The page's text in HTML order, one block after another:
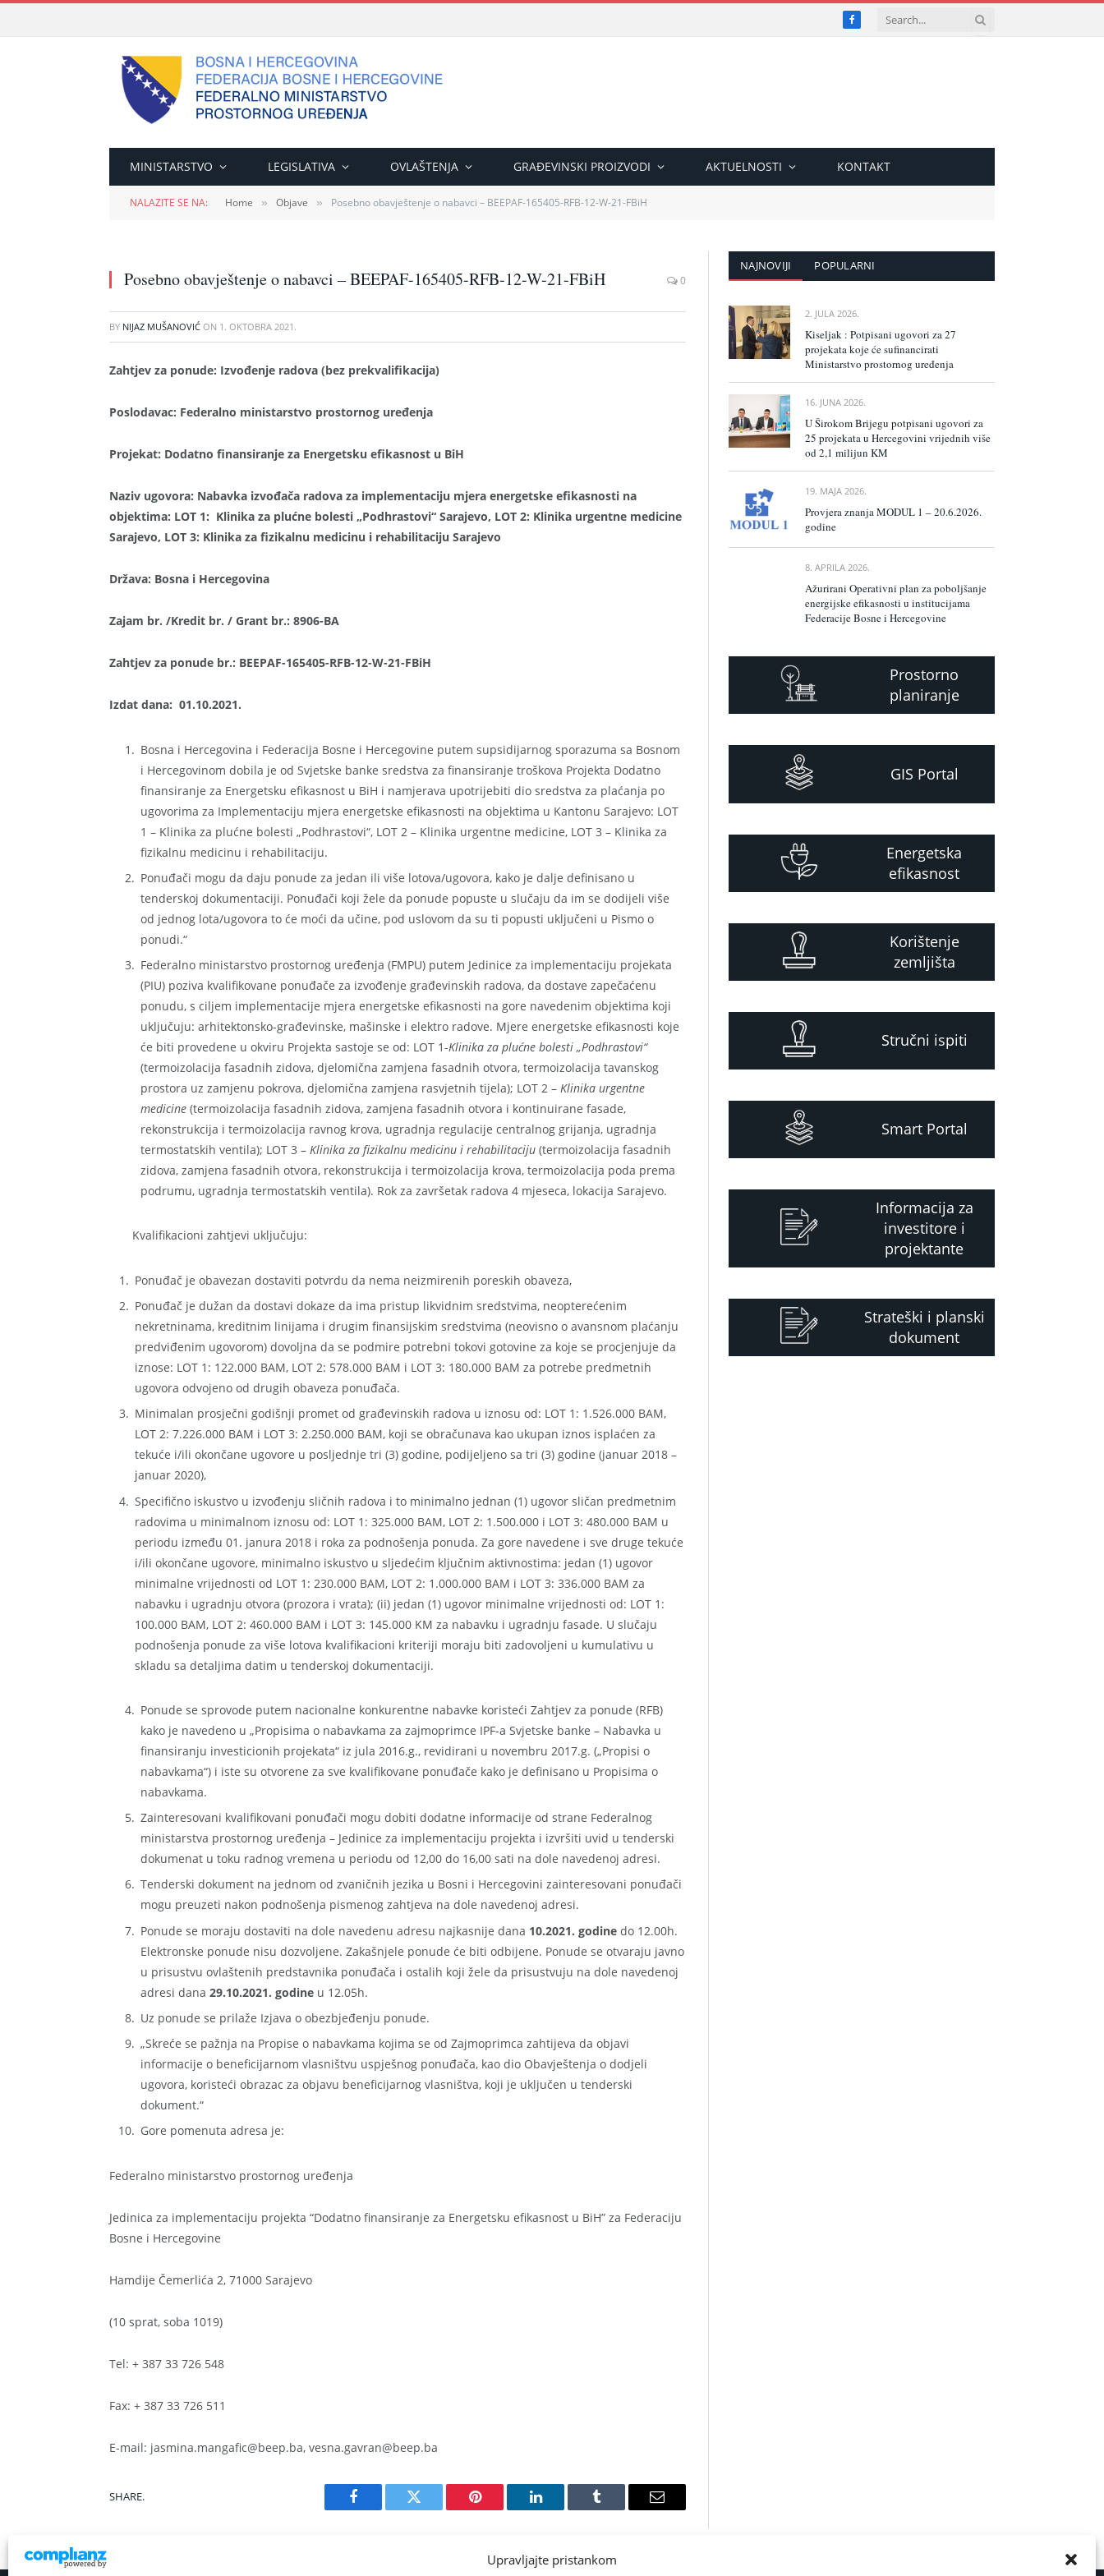
Upravljajte pristankom
Facebook
MINISTARSTVO LEGISLATIVA OVLAŠTENJA GRAĐEVINSKI PROIZVODI AKTUELNOSTI KONTAKT
NALAZITE SE NA: Home » Objave » Posebno obavještenje o nabavci – BEEPAF-165405-RFB-12-W-21-FBiH
Posebno obavještenje o nabavci – BEEPAF-165405-RFB-12-W-21-FBiH 0
BY NIJAZ MUŠANOVIĆ ON 1. OKTOBRA 2021.
Zahtjev za ponude: Izvođenje radova (bez prekvalifikacija)
Poslodavac: Federalno ministarstvo prostornog uređenja
Projekat: Dodatno finansiranje za Energetsku efikasnost u BiH
Naziv ugovora: Nabavka izvođača radova za implementaciju mjera energetske efikasnosti na
objektima: LOT 1: Klinika za plućne bolesti „Podhrastovi“ Sarajevo, LOT 2: Klinika urgentne medicine
Sarajevo, LOT 3: Klinika za fizikalnu medicinu i rehabilitaciju Sarajevo
Država: Bosna i Hercegovina
Zajam br. /Kredit br. / Grant br.: 8906-BA
Zahtjev za ponude br.: BEEPAF-165405-RFB-12-W-21-FBiH
Izdat dana: 01.10.2021.
Bosna i Hercegovina i Federacija Bosne i Hercegovine putem supsidijarnog sporazuma sa Bosnom
i Hercegovinom dobila je od Svjetske banke sredstva za finansiranje troškova Projekta Dodatno
finansiranje za Energetsku efikasnost u BiH i namjerava upotrijebiti dio sredstva za plaćanja po
ugovorima za Implementaciju mjera energetske efikasnosti na objektima u Kantonu Sarajevo: LOT
1 – Klinika za plućne bolesti „Podhrastovi“, LOT 2 – Klinika urgentne medicine, LOT 3 – Klinika za
fizikalnu medicinu i rehabilitaciju.
Ponuđači mogu da daju ponude za jedan ili više lotova/ugovora, kako je dalje definisano u
tenderskoj dokumentaciji. Ponuđači koji žele da ponude popuste u slučaju da im se dodijeli više
od jednog lota/ugovora to će moći da učine, pod uslovom da su ti popusti uključeni u Pismo o
ponudi.“
Federalno ministarstvo prostornog uređenja (FMPU) putem Jedinice za implementaciju projekata
(PIU) poziva kvalifikovane ponuđače za izvođenje građevinskih radova, da dostave zapečaćenu
ponudu, s ciljem implementacije mjera energetske efikasnosti na gore navedenim objektima koji
uključuju: arhitektonsko-građevinske, mašinske i elektro radove. Mjere energetske efikasnosti koje
će biti provedene u okviru Projekta sastoje se od: LOT 1-Klinika za plućne bolesti „Podhrastovi“
(termoizolacija fasadnih zidova, djelomična zamjena fasadnih otvora, termoizolacija tavanskog
prostora uz zamjenu pokrova, djelomična zamjena rasvjetnih tijela); LOT 2 – Klinika urgentne
medicine (termoizolacija fasadnih zidova, zamjena fasadnih otvora i kontinuirane fasade,
rekonstrukcija i termoizolacija ravnog krova, ugradnja regulacije centralnog grijanja, ugradnja
termostatskih ventila); LOT 3 – Klinika za fizikalnu medicinu i rehabilitaciju (termoizolacija fasadnih
zidova, zamjena fasadnih otvora, rekonstrukcija i termoizolacija krova, termoizolacija poda prema
podrumu, ugradnja termostatskih ventila). Rok za završetak radova 4 mjeseca, lokacija Sarajevo.
Kvalifikacioni zahtjevi uključuju:
Ponuđač je obavezan dostaviti potvrdu da nema neizmirenih poreskih obaveza,
Ponuđač je dužan da dostavi dokaze da ima pristup likvidnim sredstvima, neopterećenim
nekretninama, kreditnim linijama i drugim finansijskim sredstvima (neovisno o avansnom plaćanju
predviđenim ugovorom) dovoljna da se podmire potrebni tokovi gotovine za koje se procjenjuje da
iznose: LOT 1: 122.000 BAM, LOT 2: 578.000 BAM i LOT 3: 180.000 BAM za potrebe predmetnih
ugovora odvojeno od drugih obaveza ponuđača.
Minimalan prosječni godišnji promet od građevinskih radova u iznosu od: LOT 1: 1.526.000 BAM,
LOT 2: 7.226.000 BAM i LOT 3: 2.250.000 BAM, koji se obračunava kao ukupan iznos isplaćen za
tekuće i/ili okončane ugovore u posljednje tri (3) godine, podijeljeno sa tri (3) godine (januar 2018 –
januar 2020),
Specifično iskustvo u izvođenju sličnih radova i to minimalno jednan (1) ugovor sličan predmetnim
radovima u minimalnom iznosu od: LOT 1: 325.000 BAM, LOT 2: 1.500.000 i LOT 3: 480.000 BAM u
periodu između 01. janura 2018 i roka za podnošenja ponuda. Za gore navedene i sve druge tekuće
i/ili okončane ugovore, minimalno iskustvo u sljedećim ključnim aktivnostima: jedan (1) ugovor
minimalne vrijednosti od LOT 1: 230.000 BAM, LOT 2: 1.000.000 BAM i LOT 3: 336.000 BAM za
nabavku i ugradnju otvora (prozora i vrata); (ii) jedan (1) ugovor minimalne vrijednosti od: LOT 1:
100.000 BAM, LOT 2: 460.000 BAM i LOT 3: 145.000 KM za nabavku i ugradnju fasade. U slučaju
podnošenja ponude za više lotova kvalifikacioni kriteriji moraju biti zadovoljeni u kumulativu u
skladu sa detaljima datim u tenderskoj dokumentaciji.
Ponude se sprovode putem nacionalne konkurentne nabavke koristeći Zahtjev za ponude (RFB)
kako je navedeno u „Propisima o nabavkama za zajmoprimce IPF-a Svjetske banke – Nabavka u
finansiranju investicionih projekata“ iz jula 2016.g., revidirani u novembru 2017.g. („Propisi o
nabavkama“) i iste su otvorene za sve kvalifikovane ponuđače kako je definisano u Propisima o
nabavkama.
Zainteresovani kvalifikovani ponuđači mogu dobiti dodatne informacije od strane Federalnog
ministarstva prostornog uređenja – Jedinice za implementaciju projekta i izvršiti uvid u tenderski
dokumenat u toku radnog vremena u periodu od 12,00 do 16,00 sati na dole navedenoj adresi.
Tenderski dokument na jednom od zvaničnih jezika u Bosni i Hercegovini zainteresovani ponuđači
mogu preuzeti nakon podnošenja pismenog zahtjeva na dole navedenoj adresi.
Ponude se moraju dostaviti na dole navedenu adresu najkasnije dana 10.2021. godine do 12.00h.
Elektronske ponude nisu dozvoljene. Zakašnjele ponude će biti odbijene. Ponude se otvaraju javno
u prisustvu ovlaštenih predstavnika ponuđača i ostalih koji žele da prisustvuju na dole navedenoj
adresi dana 29.10.2021. godine u 12.05h.
Uz ponude se prilaže Izjava o obezbjeđenju ponude.
„Skreće se pažnja na Propise o nabavkama kojima se od Zajmoprimca zahtijeva da objavi
informacije o beneficijarnom vlasništvu uspješnog ponuđača, kao dio Obavještenja o dodjeli
ugovora, koristeći obrazac za objavu beneficijarnog vlasništva, koji je uključen u tenderski
dokument.“
Gore pomenuta adresa je:
Federalno ministarstvo prostornog uređenja
Jedinica za implementaciju projekta “Dodatno finansiranje za Energetsku efikasnost u BiH” za Federaciju
Bosne i Hercegovine
Hamdije Čemerlića 2, 71000 Sarajevo
(10 sprat, soba 1019)
Tel: + 387 33 726 548
Fax: + 387 33 726 511
E-mail: jasmina.mangafic@beep.ba, vesna.gavran@beep.ba
SHARE.
Facebook Twitter Pinterest LinkedIn Tumblr Email
NAJNOVIJI POPULARNI
2. JULA 2026.
Kiseljak : Potpisani ugovori za 27
projekata koje će sufinancirati
Ministarstvo prostornog uređenja
16. JUNA 2026.
U Širokom Brijegu potpisani ugovori za
25 projekata u Hercegovini vrijednih više
od 2,1 milijun KM
19. MAJA 2026.
Provjera znanja MODUL 1 – 20.6.2026.
godine
8. APRILA 2026.
Ažurirani Operativni plan za poboljšanje
energijske efikasnosti u institucijama
Federacije Bosne i Hercegovine
Prostorno
planiranje
GIS Portal
Energetska
efikasnost
Korištenje
zemljišta
Stručni ispiti
Smart Portal
Informacija za
investitore i
projektante
Strateški i planski
dokument